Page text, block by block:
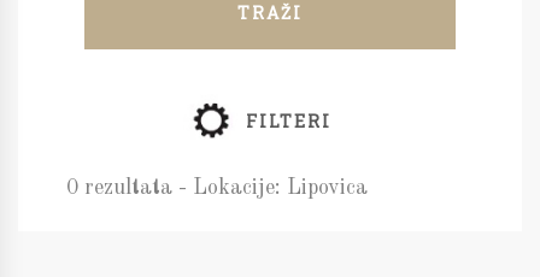
TRAŽI
FILTERI
0 rezultata - Lokacije: Lipovica